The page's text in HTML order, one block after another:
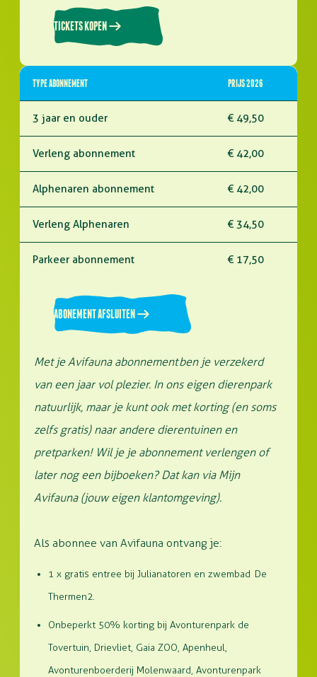
TICKETS KOPEN
TYPE ABONNEMENT PRIJS 2026
3 jaar en ouder € 49,50
Verleng abonnement € 42,00
Alphenaren abonnement € 42,00
Verleng Alphenaren € 34,50
Parkeer abonnement € 17,50
ABONEMENT AFSLUITEN
Met je Avifauna abonnement ben je verzekerd
van een jaar vol plezier. In ons eigen dierenpark
natuurlijk, maar je kunt ook met korting (en soms
zelfs gratis) naar andere dierentuinen en
pretparken! Wil je je abonnement verlengen of
later nog een bijboeken? Dat kan via Mijn
Avifauna (jouw eigen klantomgeving).
Als abonnee van Avifauna ontvang je:
1 x gratis entree bij Julianatoren en zwembad De
Thermen2.
Onbeperkt 50% korting bij Avonturenpark de
Tovertuin, Drievliet, Gaia ZOO, Apenheul,
Avonturenboerderij Molenwaard, Avonturenpark